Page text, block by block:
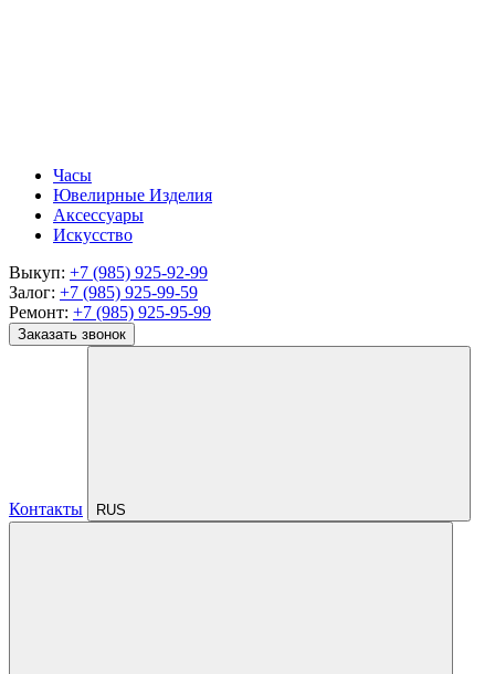
Часы
Ювелирные Изделия
Аксессуары
Искусство
Выкуп: +7 (985) 925-92-99
Залог: +7 (985) 925-99-59
Ремонт: +7 (985) 925-95-99
Заказать звонок
Контакты RUS